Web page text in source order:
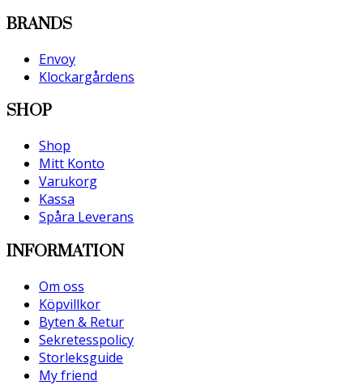
BRANDS
Envoy
Klockargårdens
SHOP
Shop
Mitt Konto
Varukorg
Kassa
Spåra Leverans
INFORMATION
Om oss
Köpvillkor
Byten & Retur
Sekretesspolicy
Storleksguide
My friend